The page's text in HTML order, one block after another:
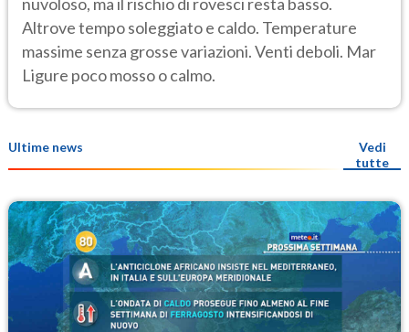
Altrove tempo soleggiato e caldo. Temperature
massime senza grosse variazioni. Venti deboli. Mar
Ligure poco mosso o calmo.
Ultime news
Vedi
tutte